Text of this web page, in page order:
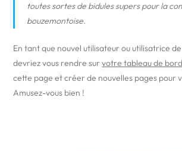
toutes sortes de bidules supers pour la
bouzemontoise.
En tant que nouvel utilisateur ou utilisatrice
devriez vous rendre survotre tableau de bord
cette page et créer de nouvelles pages pour
Amusez-vous bien !